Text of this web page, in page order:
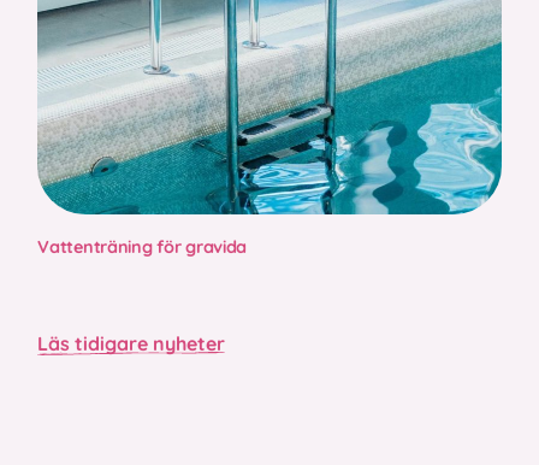
Vattenträning för gravida
Läs tidigare nyheter